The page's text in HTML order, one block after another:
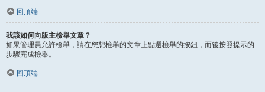
回頂端
我該如何向版主檢舉文章？
如果管理員允許檢舉，請在您想檢舉的文章上點選檢舉的按鈕，而後按照提示的
步驟完成檢舉。
回頂端